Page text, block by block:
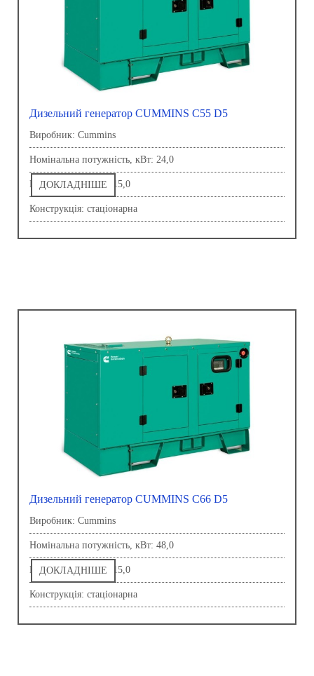
Дизельний генератор CUMMINS C55 D5
Виробник: Сummins
Номінальна потужність, кВт: 24,0
Напруга, В: 230,0-415,0
Конструкція: стаціонарна
ДОКЛАДНІШЕ
Дизельний генератор CUMMINS C66 D5
Виробник: Сummins
Номінальна потужність, кВт: 48,0
Напруга, В: 230,0-415,0
Конструкція: стаціонарна
ДОКЛАДНІШЕ